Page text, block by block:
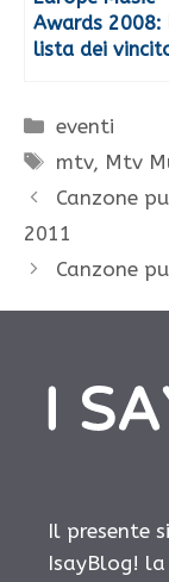
Awards 2008:
lista dei
Categorie
eventi
Tag
mtv, Mtv
Canzone
2011
Canzone
Il presente
IsayBlog!